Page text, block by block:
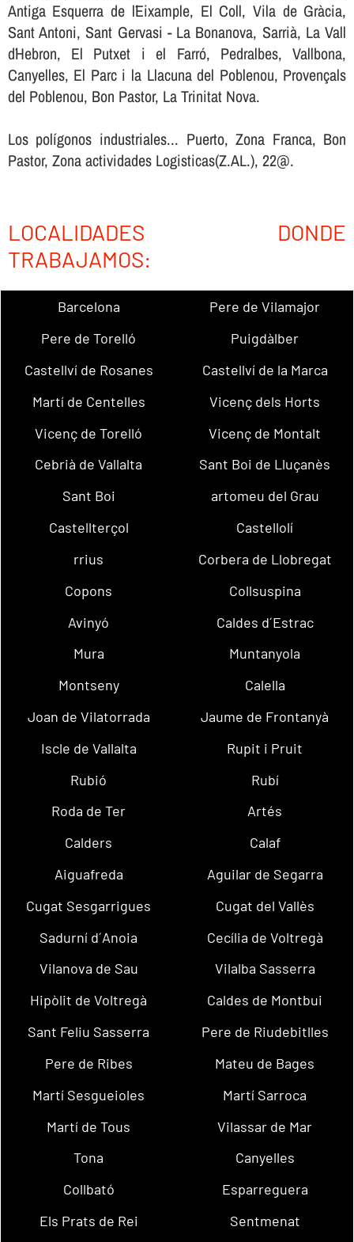
Antiga Esquerra de l´Eixample, El Coll, Vila de Gràcia,
Sant Antoni, Sant Gervasi - La Bonanova, Sarrià, La Vall
d´Hebron, El Putxet i el Farró, Pedralbes, Vallbona,
Canyelles, El Parc i la Llacuna del Poblenou, Provençals
del Poblenou, Bon Pastor, La Trinitat Nova.
Los polígonos industriales... Puerto, Zona Franca, Bon
Pastor, Zona actividades Logisticas(Z.AL.), 22@.
LOCALIDADES DONDE
TRABAJAMOS:
Barcelona
Pere de Vilamajor
Pere de Torelló
Puigdàlber
Castellví de Rosanes
Castellví de la Marca
Martí de Centelles
Vicenç dels Horts
Vicenç de Torelló
Vicenç de Montalt
Cebrià de Vallalta
Sant Boi de Lluçanès
Sant Boi
artomeu del Grau
Castellterçol
Castellolí
rrius
Corbera de Llobregat
Copons
Collsuspina
Avinyó
Caldes d´Estrac
Mura
Muntanyola
Montseny
Calella
Joan de Vilatorrada
Jaume de Frontanyà
Iscle de Vallalta
Rupit i Pruit
Rubió
Rubí
Roda de Ter
Artés
Calders
Calaf
Aiguafreda
Aguilar de Segarra
Cugat Sesgarrigues
Cugat del Vallès
Sadurní d´Anoia
Cecília de Voltregà
Vilanova de Sau
Vilalba Sasserra
Hipòlit de Voltregà
Caldes de Montbui
Sant Feliu Sasserra
Pere de Riudebitlles
Pere de Ribes
Mateu de Bages
Martí Sesgueioles
Martí Sarroca
Martí de Tous
Vilassar de Mar
Tona
Canyelles
Collbató
Esparreguera
Els Prats de Rei
Sentmenat